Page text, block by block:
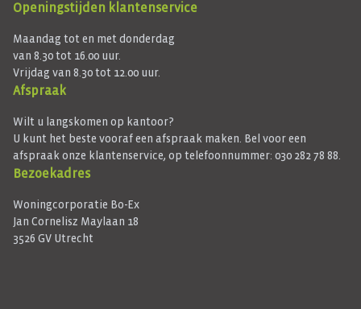
Openingstijden klantenservice
Maandag tot en met donderdag
van 8.30 tot 16.00 uur.
Vrijdag van 8.30 tot 12.00 uur.
Afspraak
Wilt u langskomen op kantoor?
U kunt het beste vooraf een afspraak maken. Bel voor een
afspraak onze klantenservice, op telefoonnummer: 030 282 78 88.
Bezoekadres
Woningcorporatie Bo-Ex
Jan Cornelisz Maylaan 18
3526 GV Utrecht